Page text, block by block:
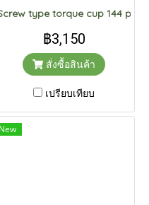
type torque cup 144 pcs.
฿3,150
สั่งซื้อสินค้า
เปรียบเทียบ
New